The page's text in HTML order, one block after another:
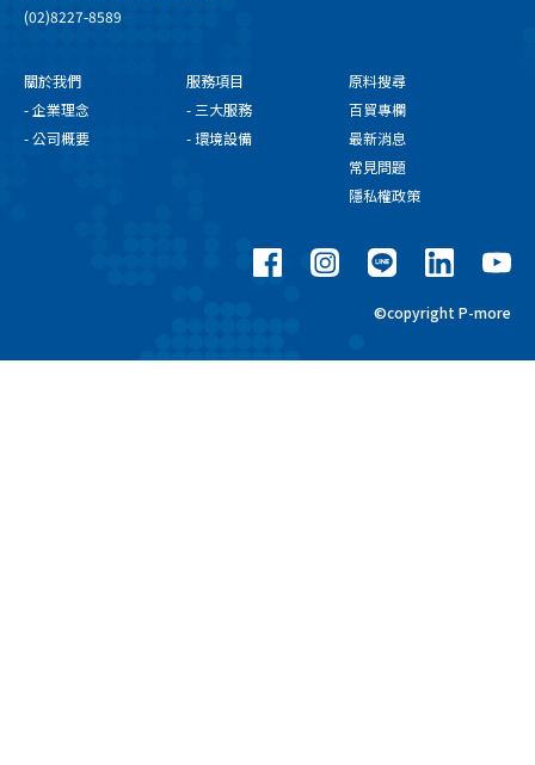
(02)8227-8589
關於我們
- 企業理念
- 公司概要
服務項目
- 三大服務
- 環境設備
原料搜尋
百貿專欄
最新消息
常見問題
隱私權政策
©copyright P-more